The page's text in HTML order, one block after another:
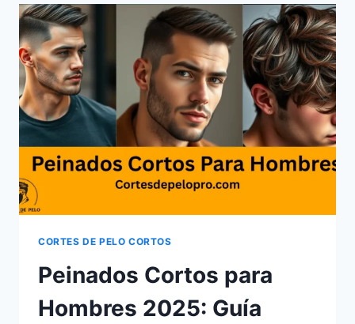
CORTES DE PELO CORTOS
Peinados Cortos para
Hombres 2025: Guía